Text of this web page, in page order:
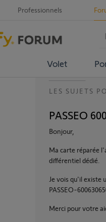
Professionnels
Volet
LES SUJETS
PASSEO
Bonjour,
Ma carte réparée
différentiel dédié.
Je vois qu'il existe
PASSEO-
Merci pour votre